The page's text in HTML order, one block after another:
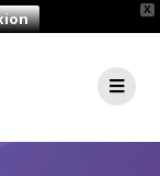
X